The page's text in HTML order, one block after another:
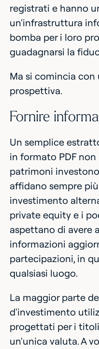
registrati e hanno
un'infrastruttura
bomba per i loro
guadagnarsi la
Ma si comincia con
prospettiva.
Fornire
Un semplice
in formato PDF
patrimoni
affidano sempre
investimento
private equity e i
aspettano di avere
informazioni
partecipazioni, in
qualsiasi luogo.
La maggior parte
d'investimento
progettati per i
un'unica valuta. A